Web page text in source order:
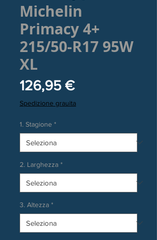
Michelin
Primacy 4+
215/50-R17 95W
XL
126,95 €Prezzo
Spedizione grauita
1. Stagione *
2. Larghezza *
3. Altezza *